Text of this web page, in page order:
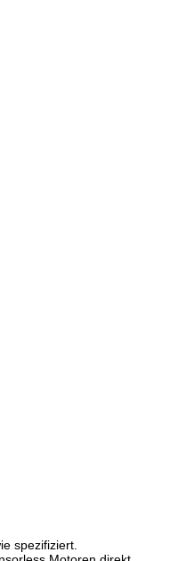
spezifiziert.